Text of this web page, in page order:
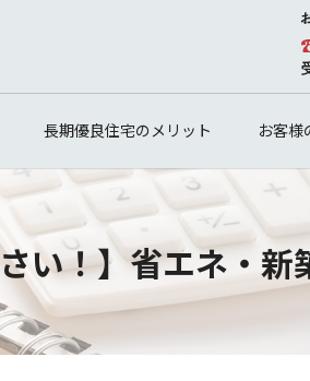
長期優良住宅のメリット お客様
い！】省エネ・